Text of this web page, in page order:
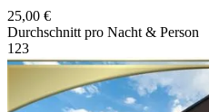
25,00 €
Durchschnitt pro Nacht & Person
1 23